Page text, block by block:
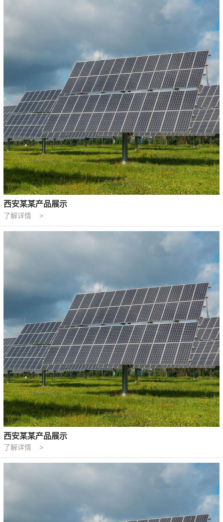
西安某某产品展示
了解详情 >
西安某某产品展示
了解详情 >